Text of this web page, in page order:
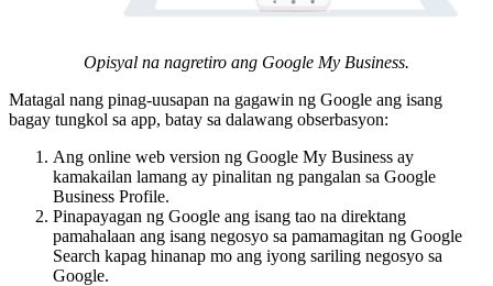
Opisyal na nagretiro ang Google My Business.
Matagal nang pinag-uusapan na gagawin ng Google ang isang
bagay tungkol sa app, batay sa dalawang obserbasyon:
Ang online web version ng Google My Business ay
kamakailan lamang ay pinalitan ng pangalan sa Google
Business Profile.
Pinapayagan ng Google ang isang tao na direktang
pamahalaan ang isang negosyo sa pamamagitan ng Google
Search kapag hinanap mo ang iyong sariling negosyo sa
Google.